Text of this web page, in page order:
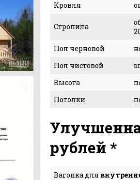
Кровля
Стропила
Пол черновой
Пол чистовой
Высота
Потолки
рублей *
Вагонка для